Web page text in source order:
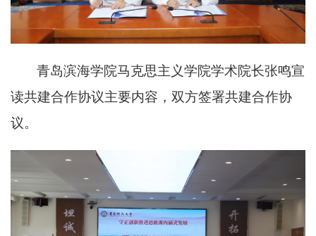
青岛滨海学院马克思主义学院学术院长张鸣宣
读共建合作协议主要内容 ， 双方签署共建合作协
议。